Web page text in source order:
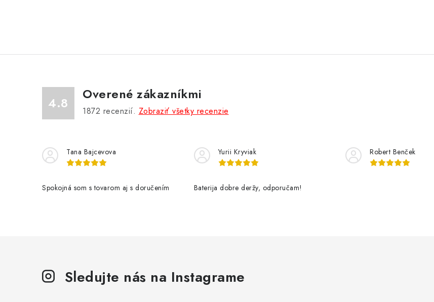
4.8
Overené zákazníkmi
1872 recenzií. Zobraziť všetky recenzie
Tana Bajcevova
Spokojná som s tovarom aj s doručením
Yurii Kryviak
Baterija dobre deržy, odporučam!
Robert Benček
Sledujte nás na Instagrame